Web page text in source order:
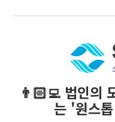
👨🏻‍💻 법인의
는 '원스